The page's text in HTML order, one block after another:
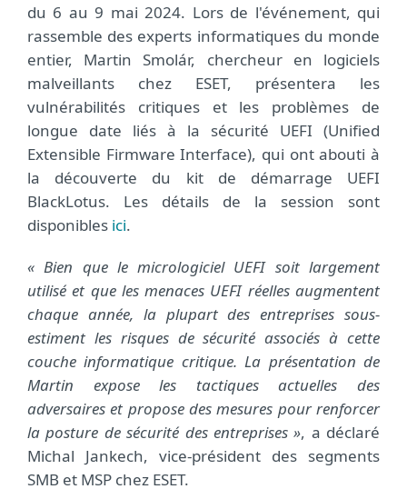
du 6 au 9 mai 2024. Lors de l'événement, qui
rassemble des experts informatiques du monde
entier, Martin Smolár, chercheur en logiciels
malveillants chez ESET, présentera les
vulnérabilités critiques et les problèmes de
longue date liés à la sécurité UEFI (Unified
Extensible Firmware Interface), qui ont abouti à
la découverte du kit de démarrage UEFI
BlackLotus. Les détails de la session sont
disponibles ici.
« Bien que le micrologiciel UEFI soit largement
utilisé et que les menaces UEFI réelles augmentent
chaque année, la plupart des entreprises sous-
estiment les risques de sécurité associés à cette
couche informatique critique. La présentation de
Martin expose les tactiques actuelles des
adversaires et propose des mesures pour renforcer
la posture de sécurité des entreprises », a déclaré
Michal Jankech, vice-président des segments
SMB et MSP chez ESET.